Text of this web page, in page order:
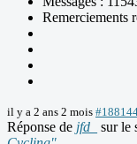
Remerciements
il y a 2 ans 2 mois
Réponse de jfd_ sur le